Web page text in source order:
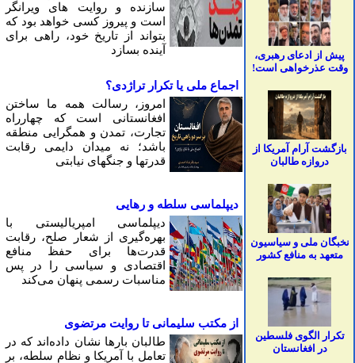
پیش از ادعای رهبری،
وقت عذرخواهی است!
بازگشت آرام آمریکا از
دروازه طالبان
نخبگان ملی و سیاسیون
متعهد به منافع کشور
تکرار الگوی فلسطین
در افغانستان
سازنده و روایت های ویرانگر
است و پیروز کسی خواهد بود که
بتواند از تاریخ خود، راهی برای
آینده بسازد
اجماع ملی یا تکرار تراژدی؟
امروز، رسالت همه ما ساختن
افغانستانی است که چهارراه
تجارت، تمدن و همگرایی منطقه
باشد؛ نه میدان دایمی رقابت
قدرتها و جنگهای نیابتی
دیپلماسی سلطه و رهایی
دیپلماسی امپریالیستی با
بهره‌گیری از شعار صلح، رقابت
قدرت‌ها برای حفظ منافع
اقتصادی و سیاسی را در پس
مناسبات رسمی پنهان می‌کند
از مکتب سلیمانی تا روایت مرتضوی
طالبان بارها نشان داده‌اند که در
تعامل با آمریکا و نظام سلطه، بر